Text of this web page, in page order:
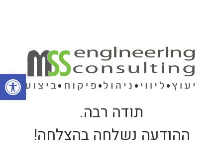
פתח
תודה רבה.
ההודעה נשלחה בהצלחה!